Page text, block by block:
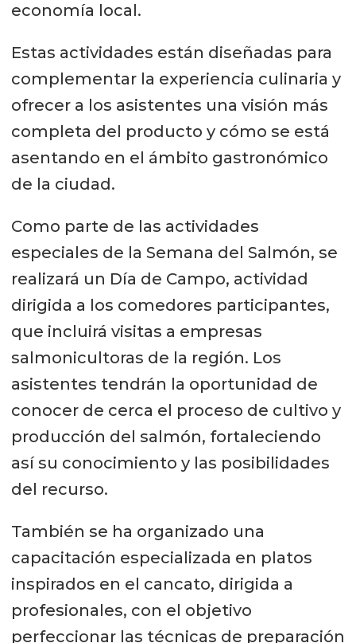
economía local.
Estas actividades están diseñadas para
complementar la experiencia culinaria y
ofrecer a los asistentes una visión más
completa del producto y cómo se está
asentando en el ámbito gastronómico
de la ciudad.
Como parte de las actividades
especiales de la Semana del Salmón, se
realizará un Día de Campo, actividad
dirigida a los comedores participantes,
que incluirá visitas a empresas
salmonicultoras de la región. Los
asistentes tendrán la oportunidad de
conocer de cerca el proceso de cultivo y
producción del salmón, fortaleciendo
así su conocimiento y las posibilidades
del recurso.
También se ha organizado una
capacitación especializada en platos
inspirados en el cancato, dirigida a
profesionales, con el objetivo
perfeccionar las técnicas de preparación